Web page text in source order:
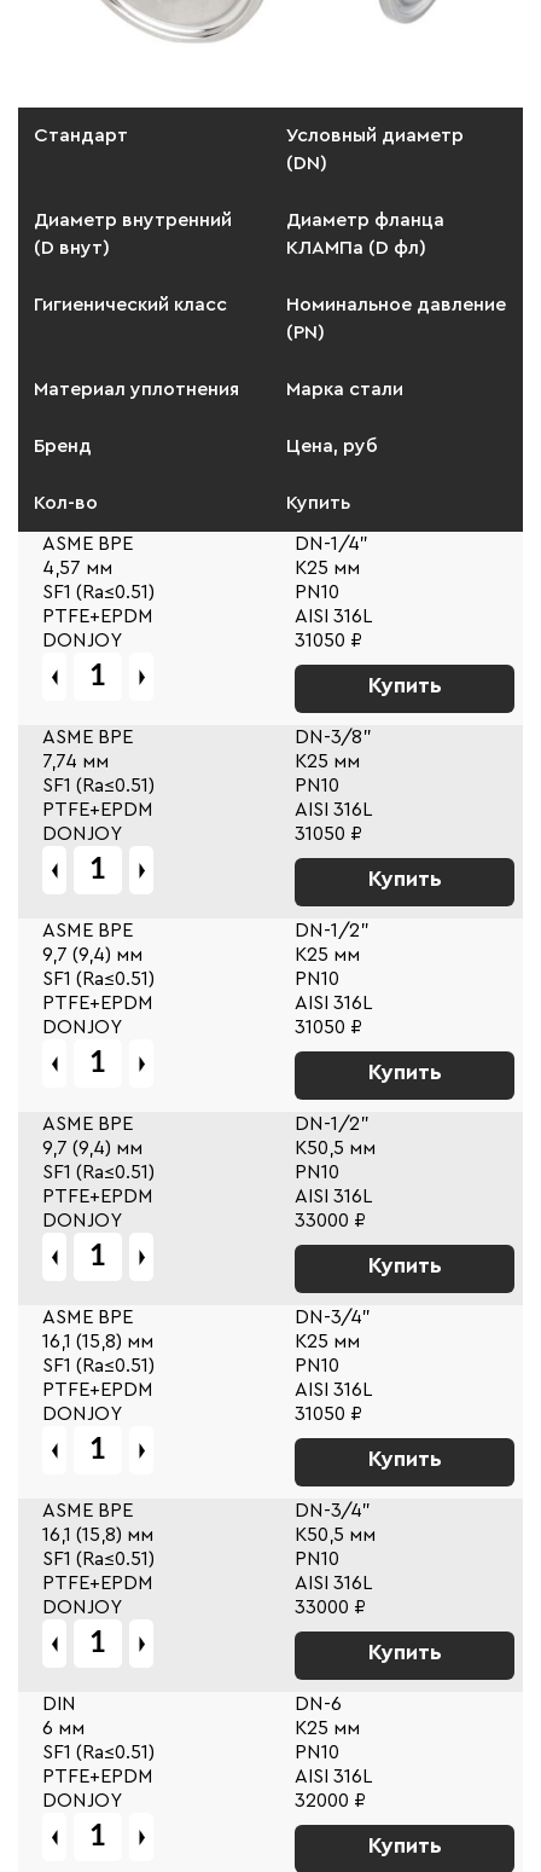
Стандарт
Условный диаметр
(DN)
Диаметр внутренний
(D внут)
Диаметр фланца
КЛАМПа (D фл)
Гигиенический класс
Номинальное давление
(PN)
Материал уплотнения Марка стали
Бренд Цена, руб
Кол-во Купить
ASME BPE
DN-1/4"
4,57 мм
К25 мм
SF1 (Ra≤0.51)
PN10
PTFE+EPDM
AISI 316L
DONJOY
31050 ₽
Купить
ASME BPE
DN-3/8"
7,74 мм
К25 мм
SF1 (Ra≤0.51)
PN10
PTFE+EPDM
AISI 316L
DONJOY
31050 ₽
Купить
ASME BPE
DN-1/2"
9,7 (9,4) мм
К25 мм
SF1 (Ra≤0.51)
PN10
PTFE+EPDM
AISI 316L
DONJOY
31050 ₽
Купить
ASME BPE
DN-1/2"
9,7 (9,4) мм
К50,5 мм
SF1 (Ra≤0.51)
PN10
PTFE+EPDM
AISI 316L
DONJOY
33000 ₽
Купить
ASME BPE
DN-3/4"
16,1 (15,8) мм
К25 мм
SF1 (Ra≤0.51)
PN10
PTFE+EPDM
AISI 316L
DONJOY
31050 ₽
Купить
ASME BPE
DN-3/4"
16,1 (15,8) мм
К50,5 мм
SF1 (Ra≤0.51)
PN10
PTFE+EPDM
AISI 316L
DONJOY
33000 ₽
Купить
DIN
DN-6
6 мм
К25 мм
SF1 (Ra≤0.51)
PN10
PTFE+EPDM
AISI 316L
DONJOY
32000 ₽
Купить